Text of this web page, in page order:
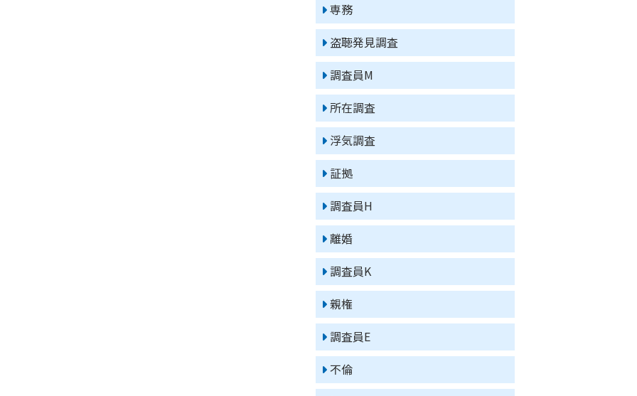
専務
盗聴発見調査
調査員M
所在調査
浮気調査
証拠
調査員H
離婚
調査員K
親権
調査員E
不倫